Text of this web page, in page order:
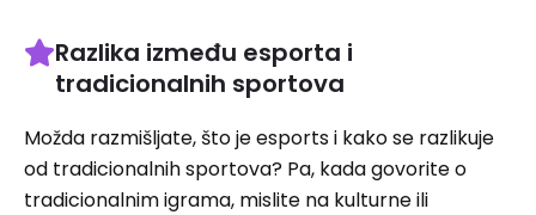
Razlika između esporta i
tradicionalnih sportova
Možda razmišljate, što je esports i kako se razlikuje
od tradicionalnih sportova? Pa, kada govorite o
tradicionalnim igrama, mislite na kulturne ili